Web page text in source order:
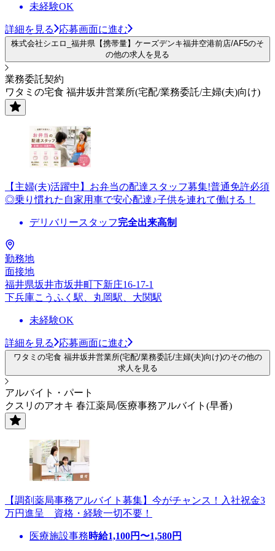
未経験OK
詳細を見る 応募画面に進む
株式会社シエロ_福井県【携帯量】ケーズデンキ福井空港前店/AF5のそ
の他の求人を見る
業務委託契約
ワタミの宅食 福井坂井営業所(宅配/業務委託/主婦(夫)向け)
【主婦(夫)活躍中】お弁当の配達スタッフ募集!普通免許必須
◎乗り慣れた自家用車で安心配達♪子供を連れて働ける！
デリバリースタッフ完全出来高制
勤務地
面接地
福井県坂井市坂井町下新庄16-17-1
下兵庫こうふく駅、丸岡駅、大関駅
未経験OK
詳細を見る 応募画面に進む
ワタミの宅食 福井坂井営業所(宅配/業務委託/主婦(夫)向け)のその他の
求人を見る
アルバイト・パート
クスリのアオキ 春江薬局/医療事務アルバイト(早番)
【調剤薬局事務アルバイト募集】今がチャンス！入社祝金3
万円進呈 資格・経験一切不要！
医療施設事務時給1,100円〜1,580円